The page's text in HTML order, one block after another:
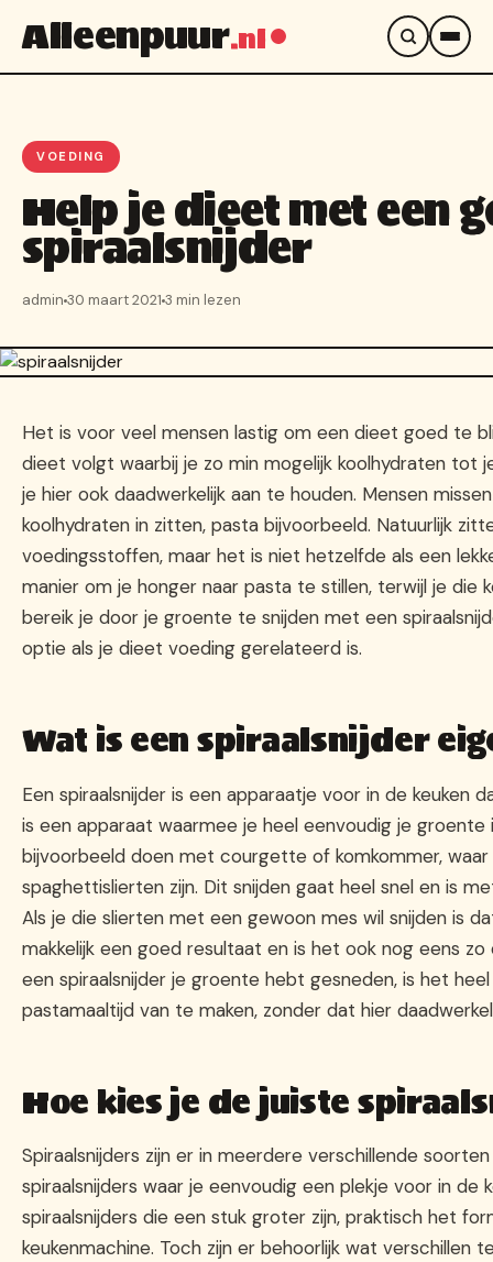
Alleenpuur.nl
VOEDING
Help je dieet met een
spiraalsnijder
admin 30 maart 2021 3 min lezen
Het is voor veel mensen lastig om een dieet goed te
dieet volgt waarbij je zo min mogelijk koolhydraten tot
je hier ook daadwerkelijk aan te houden. Mensen
koolhydraten in zitten, pasta bijvoorbeeld. Natuurlijk
voedingsstoffen, maar het is niet hetzelfde als een
manier om je honger naar pasta te stillen, terwijl je die
bereik je door je groente te snijden met een
optie als je dieet voeding gerelateerd is.
Wat is een spiraalsnijder
Een spiraalsnijder is een apparaatje voor in de keuken
is een apparaat waarmee je heel eenvoudig je groente
bijvoorbeeld doen met courgette of komkommer,
spaghettislierten zijn. Dit snijden gaat heel snel en is
Als je die slierten met een gewoon mes wil snijden is
makkelijk een goed resultaat en is het ook nog eens
een spiraalsnijder je groente hebt gesneden, is het
pastamaaltijd van te maken, zonder dat hier
Hoe kies je de juiste
Spiraalsnijders zijn er in meerdere verschillende
spiraalsnijders waar je eenvoudig een plekje voor in de
spiraalsnijders die een stuk groter zijn, praktisch het
keukenmachine. Toch zijn er behoorlijk wat verschillen